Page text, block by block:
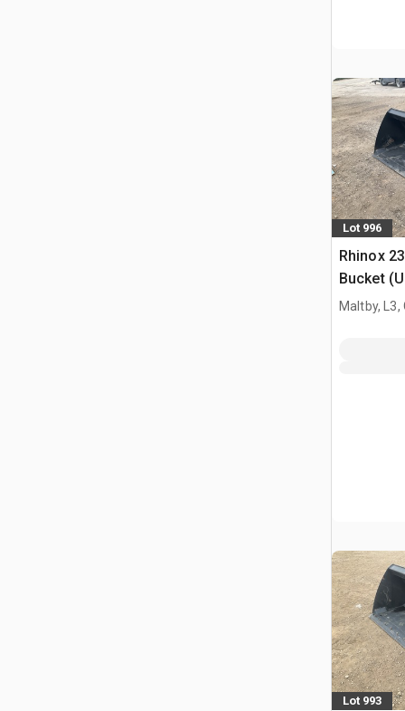
Lot 996
Rhinox
Bucket
Maltby, L3,
Lot 993